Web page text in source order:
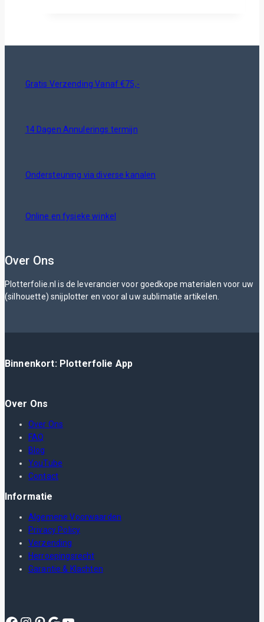
Gratis Verzending Vanaf €75,-
14 Dagen Annulerings termijn
Ondersteuning via diverse kanalen
Online en fysieke winkel
Over Ons
Plotterfolie.nl is de leverancier voor goedkope materialen voor uw
(silhouette) snijplotter en voor al uw sublimatie artikelen.
Binnenkort: Plotterfolie App
Over Ons
Over Ons
FAQ
Blog
YouTube
Contact
Informatie
Algemene Voorwaarden
Privacy Policy
Verzending
Herroepingsrecht
Garantie & Klachten